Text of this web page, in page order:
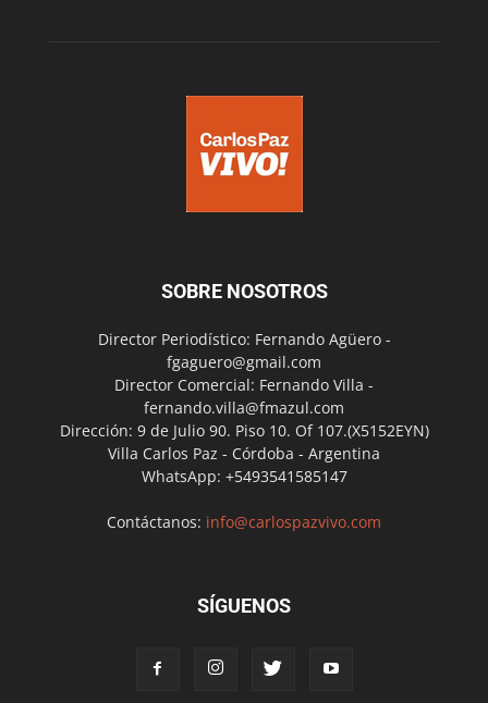
SOBRE NOSOTROS
Director Periodístico: Fernando Agüero -
fgaguero@gmail.com
Director Comercial: Fernando Villa -
fernando.villa@fmazul.com
Dirección: 9 de Julio 90. Piso 10. Of 107.(X5152EYN)
Villa Carlos Paz - Córdoba - Argentina
WhatsApp: +5493541585147
Contáctanos: info@carlospazvivo.com
SÍGUENOS